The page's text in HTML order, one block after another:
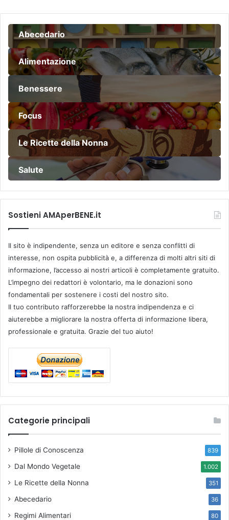
Abecedario
Alimentazione
Benessere
Focus
Le Ricette della Nonna
Salute
Sostieni AMAperBENE.it
Il sito è indipendente, senza un editore e senza conflitti di
interesse, non ospita pubblicità e, a differenza di molti altri siti di
informazione, l’accesso ai nostri articoli è completamente gratuito.
L’impegno dei redattori è volontario, ma le donazioni sono
fondamentali per sostenere i costi del nostro sito.
Il tuo contributo rafforzerebbe la nostra indipendenza e ci
aiuterebbe a migliorare la nostra offerta di informazione libera,
professionale e gratuita. Grazie del tuo aiuto!
Categorie principali
Pillole di Conoscenza 839
Dal Mondo Vegetale 1.002
Le Ricette della Nonna 351
Abecedario 36
Regimi Alimentari 80